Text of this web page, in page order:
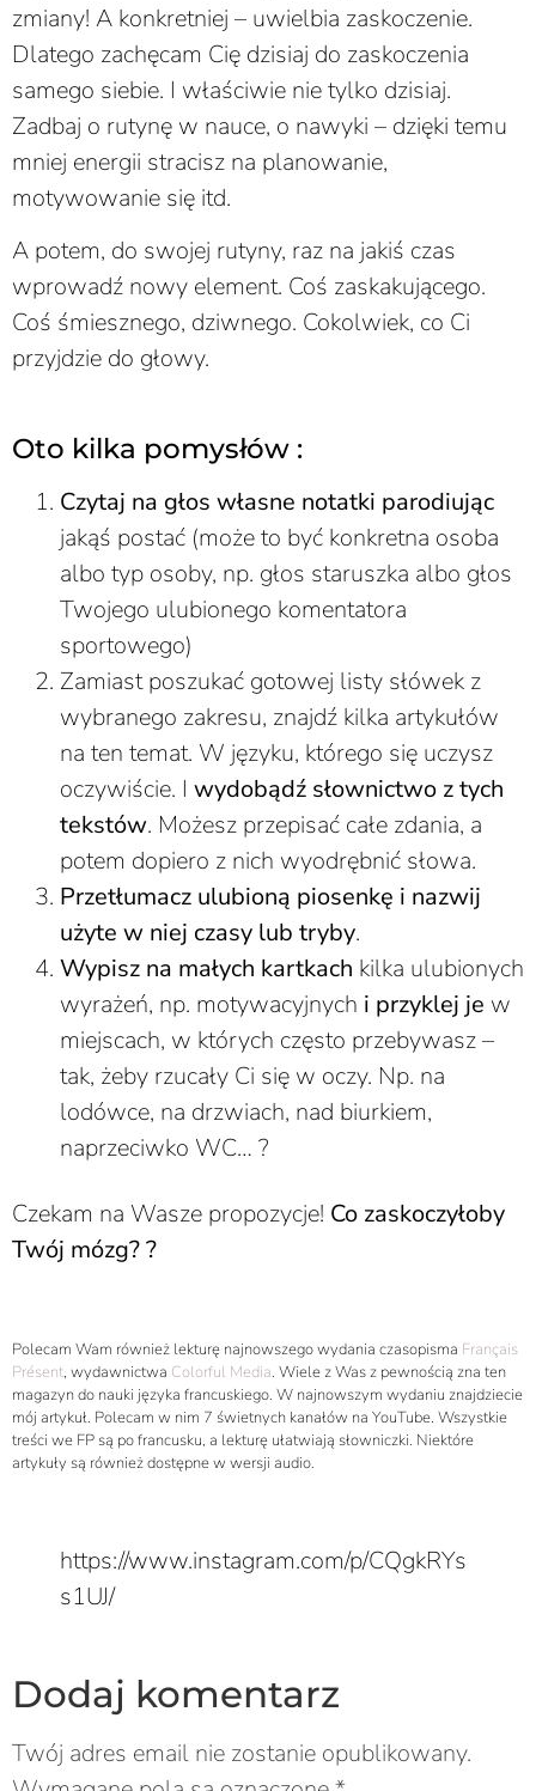
zmiany! A konkretniej – uwielbia zaskoczenie.
Dlatego zachęcam Cię dzisiaj do zaskoczenia
samego siebie. I właściwie nie tylko dzisiaj.
Zadbaj o rutynę w nauce, o nawyki – dzięki temu
mniej energii stracisz na planowanie,
motywowanie się itd.
A potem, do swojej rutyny, raz na jakiś czas
wprowadź nowy element. Coś zaskakującego.
Coś śmiesznego, dziwnego. Cokolwiek, co Ci
przyjdzie do głowy.
Oto kilka pomysłów :
Czytaj na głos własne notatki parodiując
jakąś postać (może to być konkretna osoba
albo typ osoby, np. głos staruszka albo głos
Twojego ulubionego komentatora
sportowego)
Zamiast poszukać gotowej listy słówek z
wybranego zakresu, znajdź kilka artykułów
na ten temat. W języku, którego się uczysz
oczywiście. I wydobądź słownictwo z tych
tekstów. Możesz przepisać całe zdania, a
potem dopiero z nich wyodrębnić słowa.
Przetłumacz ulubioną piosenkę i nazwij
użyte w niej czasy lub tryby.
Wypisz na małych kartkach kilka ulubionych
wyrażeń, np. motywacyjnych i przyklej je w
miejscach, w których często przebywasz –
tak, żeby rzucały Ci się w oczy. Np. na
lodówce, na drzwiach, nad biurkiem,
naprzeciwko WC… ?
Czekam na Wasze propozycje! Co zaskoczyłoby
Twój mózg? ?
Polecam Wam również lekturę najnowszego wydania czasopisma Français
Présent, wydawnictwa Colorful Media. Wiele z Was z pewnością zna ten
magazyn do nauki języka francuskiego. W najnowszym wydaniu znajdziecie
mój artykuł. Polecam w nim 7 świetnych kanałów na YouTube. Wszystkie
treści we FP są po francusku, a lekturę ułatwiają słowniczki. Niektóre
artykuły są również dostępne w wersji audio.
https://www.instagram.com/p/CQgkRYs
s1UJ/
Dodaj komentarz
Twój adres email nie zostanie opublikowany.